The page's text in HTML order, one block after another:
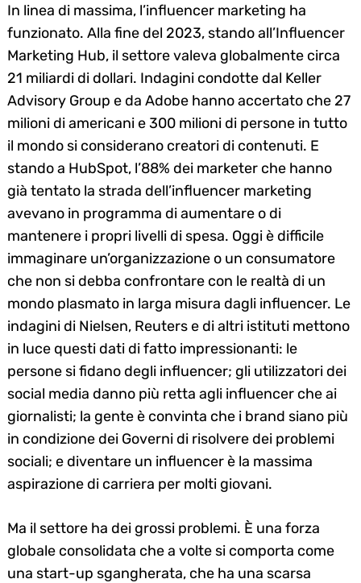
In linea di massima, l’influencer marketing ha
funzionato. Alla fine del 2023, stando all’Influencer
Marketing Hub, il settore valeva globalmente circa
21 miliardi di dollari. Indagini condotte dal Keller
Advisory Group e da Adobe hanno accertato che 27
milioni di americani e 300 milioni di persone in tutto
il mondo si considerano creatori di contenuti. E
stando a HubSpot, l’88% dei marketer che hanno
già tentato la strada dell’influencer marketing
avevano in programma di aumentare o di
mantenere i propri livelli di spesa. Oggi è difficile
immaginare un’organizzazione o un consumatore
che non si debba confrontare con le realtà di un
mondo plasmato in larga misura dagli influencer. Le
indagini di Nielsen, Reuters e di altri istituti mettono
in luce questi dati di fatto impressionanti: le
persone si fidano degli influencer; gli utilizzatori dei
social media danno più retta agli influencer che ai
giornalisti; la gente è convinta che i brand siano più
in condizione dei Governi di risolvere dei problemi
sociali; e diventare un influencer è la massima
aspirazione di carriera per molti giovani.
Ma il settore ha dei grossi problemi. È una forza
globale consolidata che a volte si comporta come
una start-up sgangherata, che ha una scarsa